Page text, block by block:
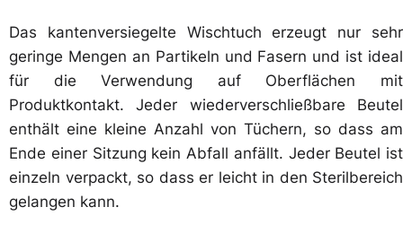
Das kantenversiegelte Wischtuch erzeugt nur sehr
geringe Mengen an Partikeln und Fasern und ist ideal
für die Verwendung auf Oberflächen mit
Produktkontakt. Jeder wiederverschließbare Beutel
enthält eine kleine Anzahl von Tüchern, so dass am
Ende einer Sitzung kein Abfall anfällt. Jeder Beutel ist
einzeln verpackt, so dass er leicht in den Sterilbereich
gelangen kann.